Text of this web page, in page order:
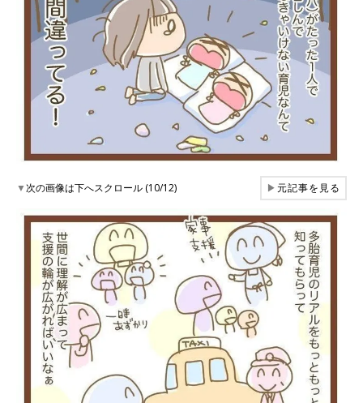
▼次の画像は下へスクロール (10/12) ▶元記事を見る